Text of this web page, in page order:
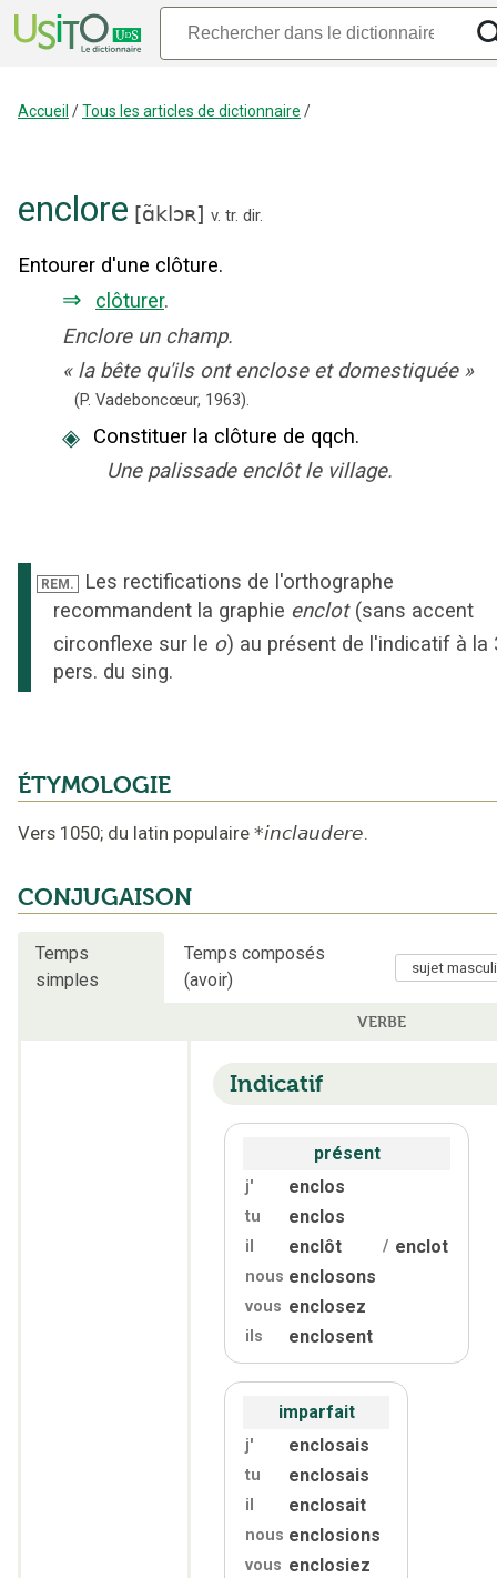
Accueil /Tous les articles de dictionnaire /
enclore [ɑ̃klɔʀ] v. tr. dir.
Entourer d'une clôture.
⇒ clôturer.
Enclore un champ.
« la bête qu'ils ont enclose et domestiquée »
(P. Vadeboncœur, 1963).
◈ Constituer la clôture de qqch.
Une palissade enclôt le village.
REM.
Les rectifications de l'orthographe
recommandent la graphie enclot (sans accent
circonflexe sur le o) au présent de l'indicatif à la
pers. du sing.
ÉTYMOLOGIE
Vers 1050; du latin populaire *inclaudere.
CONJUGAISON
Temps
simples
Temps composés
(avoir)
VERBE
Indicatif
présent
j' enclos
tu enclos
il enclôt / enclot
nous enclosons
vous enclosez
ils enclosent
imparfait
j' enclosais
tu enclosais
il enclosait
nous enclosions
vous enclosiez